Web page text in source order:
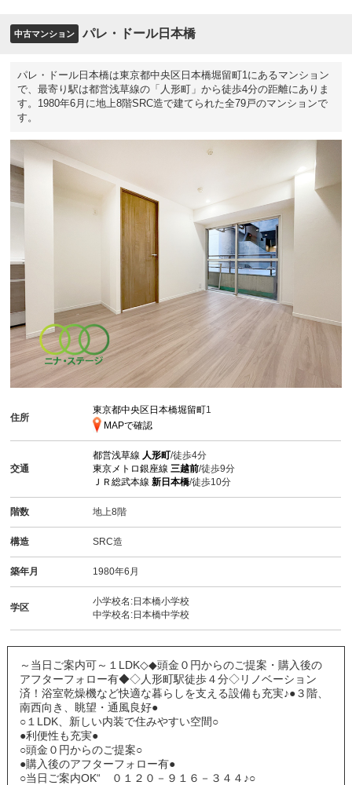
中古マンション パレ・ドール日本橋
パレ・ドール日本橋は東京都中央区日本橋堀留町1にあるマンション
で、最寄り駅は都営浅草線の「人形町」から徒歩4分の距離にありま
す。1980年6月に地上8階SRC造で建てられた全79戸のマンションで
す。
住所
東京都中央区日本橋堀留町1
MAPで確認
交通
都営浅草線 人形町/徒歩4分
東京メトロ銀座線 三越前/徒歩9分
ＪＲ総武本線新日本橋/徒歩10分
階数 地上8階
構造 SRC造
築年月 1980年6月
学区
小学校名:日本橋小学校
中学校名:日本橋中学校
～当日ご案内可～１LDK◇◆頭金０円からのご提案・購入後の
アフターフォロー有◆◇人形町駅徒歩４分◇リノベーション
済！浴室乾燥機など快適な暮らしを支える設備も充実♪●３階、
南西向き、眺望・通風良好●
○１LDK、新しい内装で住みやすい空間○
●利便性も充実●
○頭金０円からのご提案○
●購入後のアフターフォロー有●
○当日ご案内OK“ ０１２０－９１６－３４４♪○